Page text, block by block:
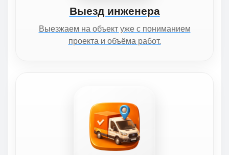
Выезд инженера
Выезжаем на объект уже с пониманием
проекта и объёма работ.